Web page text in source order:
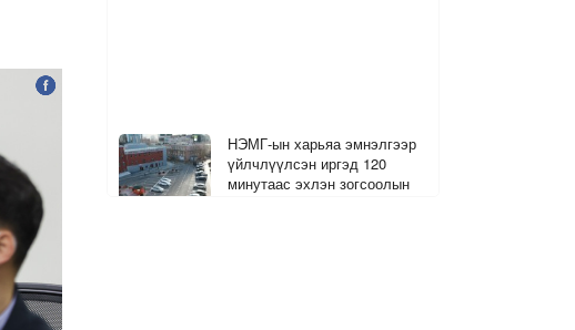
НЭМГ-ын харьяа эмнэлгээр
үйлчлүүлсэн иргэд 120
минутаас эхлэн зогсоолын